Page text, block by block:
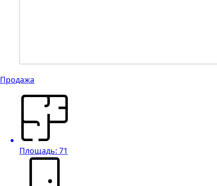
Продажа
Площадь: 71